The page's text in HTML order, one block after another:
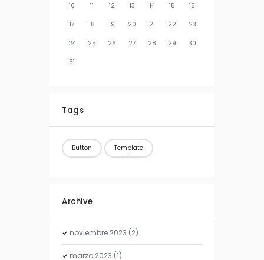
10 11 12 13 14 15 16
17 18 19 20 21 22 23
24 25 26 27 28 29 30
31
Tags
Button Template
Archive
noviembre 2023 (2)
marzo 2023 (1)